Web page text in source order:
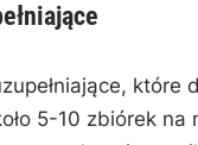
5-10 zbiórek